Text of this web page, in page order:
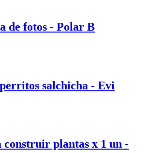
de fotos - Polar B
salchicha - Evi
construir plantas x 1 un -